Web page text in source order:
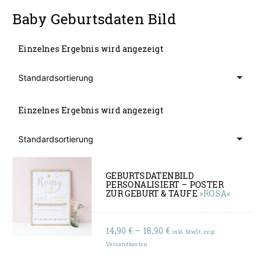
Baby Geburtsdaten Bild
Einzelnes Ergebnis wird angezeigt
Einzelnes Ergebnis wird angezeigt
GEBURTSDATENBILD
PERSONALISIERT – POSTER
ZUR GEBURT & TAUFE »ROSA«
14,90€ – 18,90€Preisspanne:
inkl. MwSt. zzgl.
Versandkosten